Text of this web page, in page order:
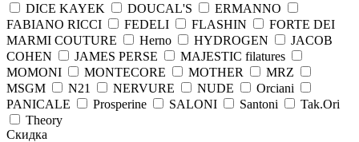
DICE KAYEK
DOUCAL'S
ERMANNO
FABIANO RICCI
FEDELI FLASHIN
FORTE DEI
MARMI COUTURE
Herno HYDROGEN
JACOB
COHEN
JAMES PERSE
MAJESTIC filatures
MOMONI
MONTECORE MOTHER
MRZ
MSGM
N21 NERVURE NUDE
Orciani
PANICALE
Prosperine SALONI Santoni
Tak.Ori
Theory
Скидка